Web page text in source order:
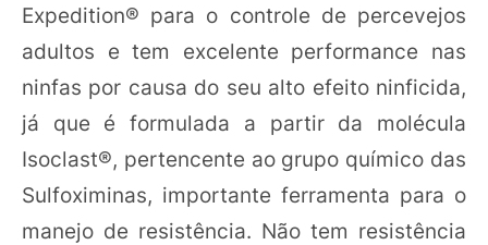
Expedition® para o controle de percevejos
adultos e tem excelente performance nas
ninfas por causa do seu alto efeito ninficida,
já que é formulada a partir da molécula
Isoclast®, pertencente ao grupo químico das
Sulfoximinas, importante ferramenta para o
manejo de resistência. Não tem resistência